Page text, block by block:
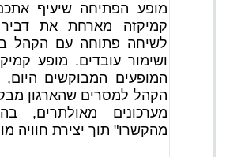
מופע הפתיחה שיעיף
קמיקזה מארחת את דביר
לשיחה פתוחה עם הקהל
ושימור עובדים. מופע
המופעים המבוקשים
הקהל למסרים שהארגון
מערכונים מאולתרים,
מהקשרו" תוך יצירת חוויה